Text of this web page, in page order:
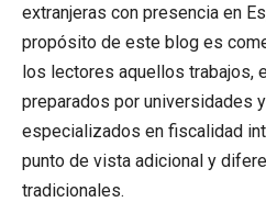
extranjeras con presencia en
propósito de este blog es
los lectores aquellos trabajos,
preparados por universidades
especializados en fiscalidad
punto de vista adicional y
tradicionales.